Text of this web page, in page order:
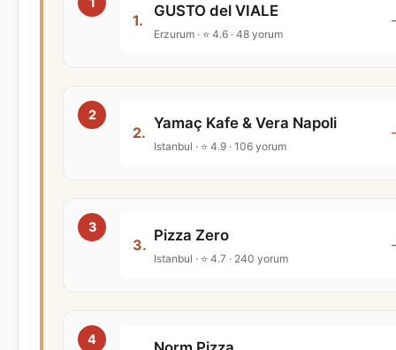
1.
GUSTO del VIALE
Erzurum · ⭐ 4.6 · 48 yorum
2.
Yamaç Kafe & Vera Napoli
Istanbul · ⭐ 4.9 · 106 yorum
3.
Pizza Zero
Istanbul · ⭐ 4.7 · 240 yorum